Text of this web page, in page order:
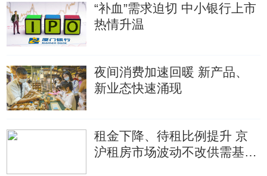
“补血”需求迫切 中小银行上市
热情升温
夜间消费加速回暖 新产品、
新业态快速涌现
租金下降、待租比例提升 京
沪租房市场波动不改供需基本